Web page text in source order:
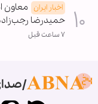
اخبار ایران معاون
حمیدرضا
۷ ساعت قبل